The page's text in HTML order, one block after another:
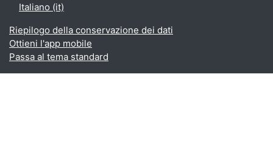
Italiano ‎(it)‎
Riepilogo della conservazione dei dati
Ottieni l'app mobile
Passa al tema standard